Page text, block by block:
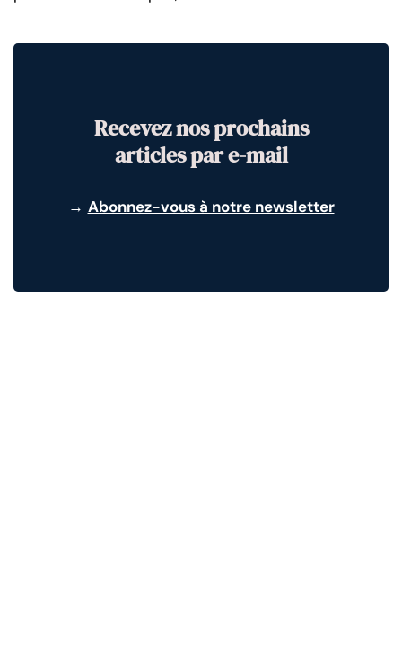
Recevez nos prochains
articles par e-mail
→ Abonnez-vous à notre newsletter